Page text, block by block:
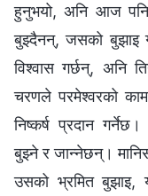
हुनुभयो, अनि आज
बुझ्दैनन्, जसको बुझाइ
विश्‍वास गर्छन्, अनि
चरणले परमेश्‍वरको
निष्कर्ष प्रदान
बुझ्ने र जान्नेछन्।
उसको भ्रमित बुझाइ,